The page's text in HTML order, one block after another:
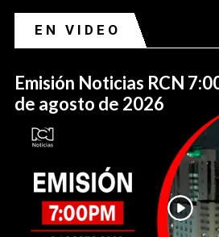
EN VIDEO
Emisión Noticias RCN
de agosto de 2026